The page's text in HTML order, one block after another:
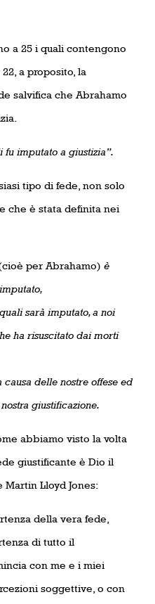
a 25 i quali contengono
a proposito, la
salvifica che Abrahamo
fu imputato a giustizia”.
tipo di fede, non solo
che è stata definita nei
per Abrahamo) è
sarà imputato, a noi
ha risuscitato dai morti
causa delle nostre offese ed
giustificazione.
abbiamo visto la volta
giustificante è Dio il
Martin Lloyd Jones:
della vera fede,
di tutto il
con me e i miei
soggettive, o con